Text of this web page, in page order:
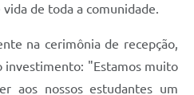
de toda a comunidade.
na cerimônia de recepção,
investimento: "Estamos muito
aos nossos estudantes um